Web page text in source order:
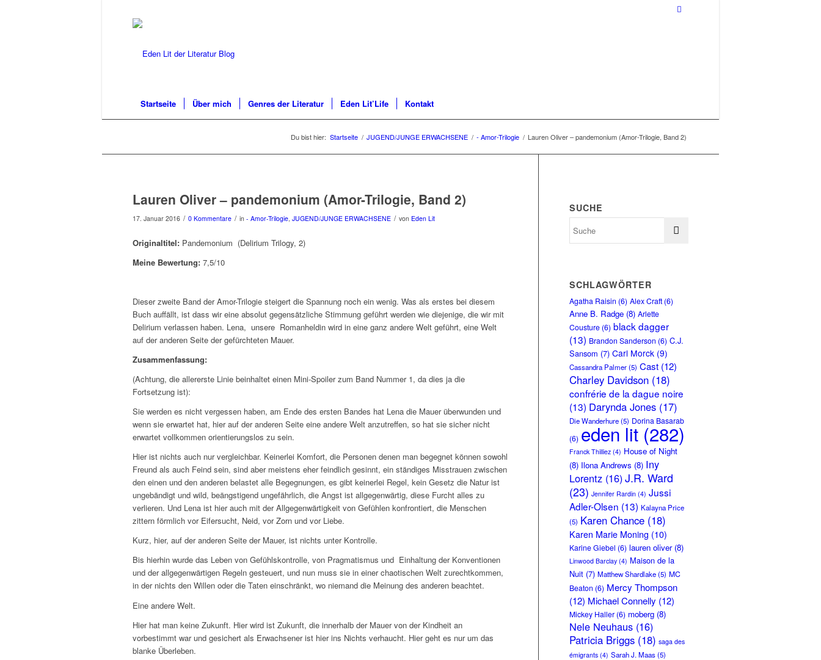
Startseite Über mich Genres der Literatur Eden Lit’Life Kontakt
Du bist hier: Startseite / JUGEND/JUNGE ERWACHSENE / - Amor-Trilogie / Lauren Oliver – pandemonium (Amor-Trilogie, Band 2)
Lauren Oliver – pandemonium (Amor-Trilogie, Band 2)
17. Januar 2016 / 0 Kommentare / in - Amor-Trilogie, JUGEND/JUNGE ERWACHSENE / von Eden Lit
Originaltitel: Pandemonium (Delirium Trilogy, 2)
Meine Bewertung: 7,5/10
Dieser zweite Band der Amor-Trilogie steigert die Spannung noch ein wenig. Was als erstes bei diesem
Buch auffällt, ist dass wir eine absolut gegensätzliche Stimmung geführt werden wie diejenige, die wir mit
Delirium verlassen haben. Lena, unsere Romanheldin wird in eine ganz andere Welt geführt, eine Welt
auf der anderen Seite der gefürchteten Mauer.
Zusammenfassung:
(Achtung, die allererste Linie beinhaltet einen Mini-Spoiler zum Band Nummer 1, da dies ja die
Fortsetzung ist):
Sie werden es nicht vergessen haben, am Ende des ersten Bandes hat Lena die Mauer überwunden und
wenn sie erwartet hat, hier auf der anderen Seite eine andere Welt anzutreffen, so hat sie sicher nicht
erwartet vollkommen orientierungslos zu sein.
Hier ist nichts auch nur vergleichbar. Keinerlei Komfort, die Personen denen man begegnet können sowohl
Freund als auch Feind sein, sind aber meistens eher feindlich gesinnt, ein ständiges Misstrauen zwischen
den einen und den anderen belastet alle Begegnungen, es gibt keinerlei Regel, kein Gesetz die Natur ist
ungebändigt und wild, beängstigend ungefährlich, die Angst ist allgegenwärtig, diese Furcht alles zu
verlieren. Und Lena ist hier auch mit der Allgegenwärtigkeit von Gefühlen konfrontiert, die Menschen
zittern förmlich vor Eifersucht, Neid, vor Zorn und vor Liebe.
Kurz, hier, auf der anderen Seite der Mauer, ist nichts unter Kontrolle.
Bis hierhin wurde das Leben von Gefühlskontrolle, von Pragmatismus und Einhaltung der Konventionen
und der allgegenwärtigen Regeln gesteuert, und nun muss sie in einer chaotischen Welt zurechtkommen,
in der nichts den Willen oder die Taten einschränkt, wo niemand die Meinung des anderen beachtet.
Eine andere Welt.
Hier hat man keine Zukunft. Hier wird ist Zukunft, die innerhalb der Mauer von der Kindheit an
vorbestimmt war und gesichert als Erwachsener ist hier ins Nichts verhaucht. Hier geht es nur um das
blanke Überleben.
SUCHE
SCHLAGWÖRTER
Agatha Raisin (6) Alex Craft (6)
Anne B. Radge (8) Arlette
Cousture (6) black dagger
(13) Brandon Sanderson (6) C.J.
Sansom (7) Carl Morck (9)
Cassandra Palmer(5) Cast (12)
Charley Davidson (18)
confrérie de la dague noire
(13) Darynda Jones (17)
Die Wanderhure(5) Dorina Basarab
(6) eden lit (282)
Franck Thilliez (4) House of Night
(8) Ilona Andrews (8) Iny
Lorentz (16)J.R. Ward
(23) Jennifer Rardin (4) Jussi
Adler-Olsen (13) Kalayna Price
(5) Karen Chance (18)
Karen Marie Moning (10)
Karine Giebel (6) lauren oliver(8)
Linwood Barclay (4) Maison de la
Nuit (7) Matthew Shardlake(5) MC
Beaton (6) Mercy Thompson
(12) Michael Connelly (12)
Mickey Haller (6) moberg (8)
Nele Neuhaus (16)
Patricia Briggs (18) saga des
émigrants (4) Sarah J. Maas(5)